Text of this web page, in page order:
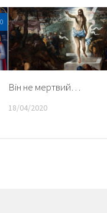
0
Він не мертвий…
18/04/2020